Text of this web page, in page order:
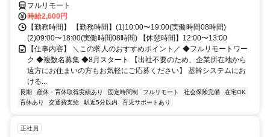
フルリモート
時給2,600円
【勤務時間】 【勤務時間】(1)10:00〜19:00(実働時間08時間)
(2)09:00〜18:00(実働時間08時間) 【休憩時間】12:00〜13:00
【仕事内容】 ＼この求人のおすすめポイント／ ◆フルリモートワー
ク ◆複数名募集 ◆8月スタート 【出社不要のため、企業所在地から
遠方にお住まいの方もお気軽にご応募ください】 基幹システムにお
ける...
長期 産休・育休取得実績あり 固定時間制 フルリモート 社会保険完備
在宅OK
育休あり
交通費支給 駅近5分以内 育児サポートあり
正社員